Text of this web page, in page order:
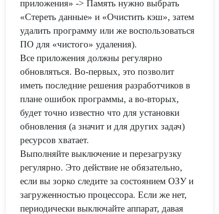
приложения» -> Память нужно выбрать
«Стереть данные» и «Очистить кэш», затем
удалить программу или же воспользоваться
ПО для «чистого» удаления).
Все приложения должны регулярно
обновляться. Во-первых, это позволит
иметь последние решения разработчиков в
плане ошибок программы, а во-вторых,
будет точно известно что для установки
обновления (а значит и для других задач)
ресурсов хватает.
Выполняйте выключение и перезагрузку
регулярно. Это действие не обязательно,
если вы зорко следите за состоянием ОЗУ и
загруженностью процессора. Если же нет,
периодически выключайте аппарат, давая